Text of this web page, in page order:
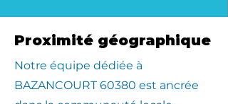
Proximité géographique
​Notre équipe dédiée à
BAZANCOURT 60380 est ancrée